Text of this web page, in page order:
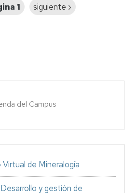
1
Siguiente
siguiente ›
del Campus
Virtual de Mineralogía
y gestión de